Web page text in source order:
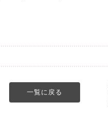
一覧に戻る